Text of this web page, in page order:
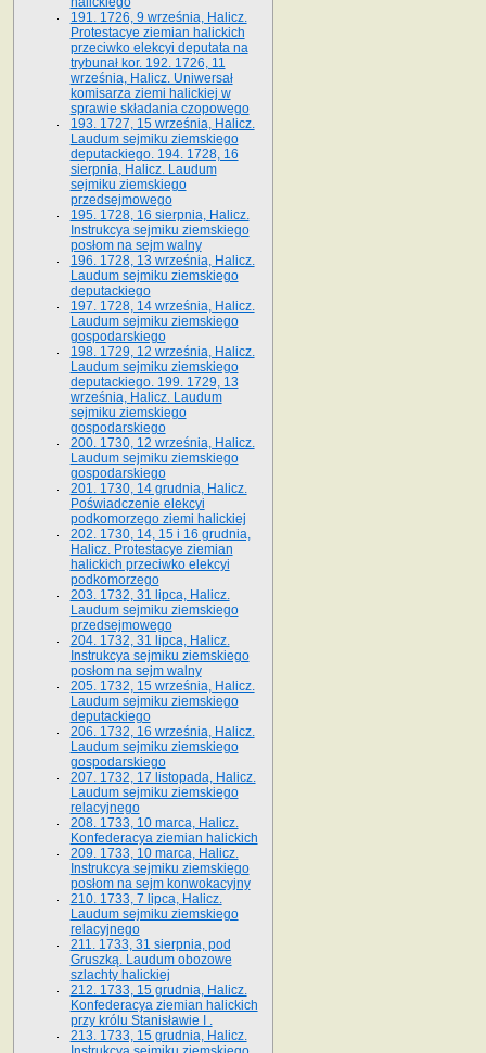
191. 1726, 9 września, Halicz.
Protestacye ziemian halickich
przeciwko elekcyi deputata na
trybunał kor. 192. 1726, 11
września, Halicz. Uniwersał
komisarza ziemi halickiej w
sprawie składania czopowego
193. 1727, 15 września, Halicz.
Laudum sejmiku ziemskiego
deputackiego. 194. 1728, 16
sierpnia, Halicz. Laudum
sejmiku ziemskiego
przedsejmowego
195. 1728, 16 sierpnia, Halicz.
Instrukcya sejmiku ziemskiego
posłom na sejm walny
196. 1728, 13 września, Halicz.
Laudum sejmiku ziemskiego
deputackiego
197. 1728, 14 września, Halicz.
Laudum sejmiku ziemskiego
gospodarskiego
198. 1729, 12 września, Halicz.
Laudum sejmiku ziemskiego
deputackiego. 199. 1729, 13
września, Halicz. Laudum
sejmiku ziemskiego
gospodarskiego
200. 1730, 12 września, Halicz.
Laudum sejmiku ziemskiego
gospodarskiego
201. 1730, 14 grudnia, Halicz.
Poświadczenie elekcyi
podkomorzego ziemi halickiej
202. 1730, 14, 15 i 16 grudnia,
Halicz. Protestacye ziemian
halickich przeciwko elekcyi
podkomorzego
203. 1732, 31 lipca, Halicz.
Laudum sejmiku ziemskiego
przedsejmowego
204. 1732, 31 lipca, Halicz.
Instrukcya sejmiku ziemskiego
posłom na sejm walny
205. 1732, 15 września, Halicz.
Laudum sejmiku ziemskiego
deputackiego
206. 1732, 16 września, Halicz.
Laudum sejmiku ziemskiego
gospodarskiego
207. 1732, 17 listopada, Halicz.
Laudum sejmiku ziemskiego
relacyjnego
208. 1733, 10 marca, Halicz.
Konfederacya ziemian halickich­
209. 1733, 10 marca, Halicz.
Instrukcya sejmiku ziemskiego
posłom na sejm konwokacyjny
210. 1733, 7 lipca, Halicz.
Laudum sejmiku ziemskiego
relacyjnego
211. 1733, 31 sierpnia, pod
Gruszką. Laudum obozowe
szlachty halickiej
212. 1733, 15 grudnia, Halicz.
Konfederacya ziemian halickich
przy królu Stanisławie I .
213. 1733, 15 grudnia, Halicz.